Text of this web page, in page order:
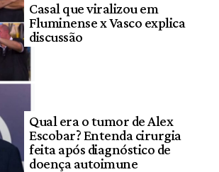
Casal que viralizou em
Fluminense x Vasco explica
discussão
Qual era o tumor de Alex
Escobar? Entenda cirurgia
feita após diagnóstico de
doença autoimune